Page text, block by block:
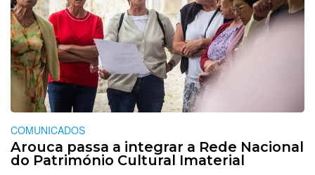
COMUNICADOS
Arouca passa a integrar a Rede Nacional
do Património Cultural Imaterial